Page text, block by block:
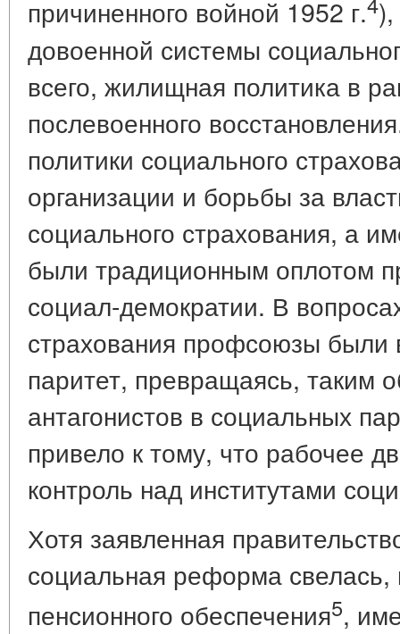
причиненного войной 1952 г.
довоенной системы
всего, жилищная политика в
послевоенного
политики социального
организации и борьбы за
социального страхования, а
были традиционным оплотом
социал-демократии. В
страхования профсоюзы
паритет, превращаясь, таким
антагонистов в социальных
привело к тому, что рабочее
контроль над институтами
Хотя заявленная
социальная реформа
пенсионного обеспечения5,